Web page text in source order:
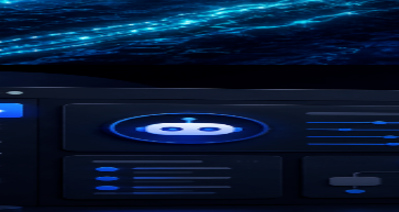
Docker Hub 的镜像失败，排查后发现镜像代理
技巧与踩坑记录
定时任务
模型